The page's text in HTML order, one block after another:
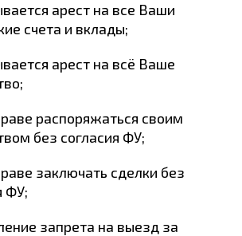
арест на все Ваши
счета и вклады;
арест на всё Ваше
распоряжаться своим
без согласия ФУ;
заключать сделки без
ФУ;
запрета на выезд за